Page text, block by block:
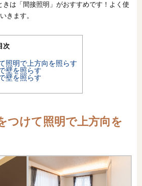
きは「間接照明」がおすすめです！よく使
きます。
次
照明で上方向を照らす
壁を照らす
壁を照らす
つけて照明で上方向を